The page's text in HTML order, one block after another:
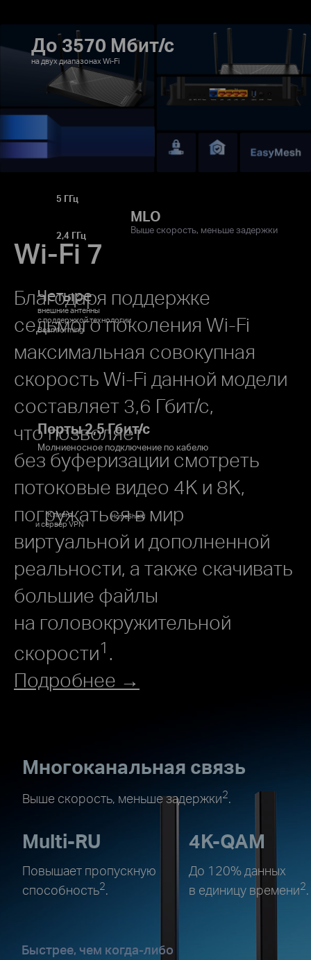
До 3570 Мбит/с
на двух диапазонах Wi‑Fi
Четыре
внешние антенны
с поддержкой технологии
Beamforming
5 ГГц
2,4 ГГц
MLO
Выше скорость, меньше задержки
Порты 2,5 Гбит/с
Молниеносное подключение по кабелю
Клиент
и сервер VPN
HomeShield
Wi‑Fi 7
Благодаря поддержке
седьмого поколения Wi‑Fi
максимальная совокупная
скорость Wi‑Fi данной модели
составляет 3,6 Гбит/с,
что позволяет
без буферизации смотреть
потоковые видео 4K и 8K,
погружаться в мир
виртуальной и дополненной
реальности, а также скачивать
большие файлы
на головокружительной
скорости1 .
Подробнее →
Многоканальная связь
Выше скорость, меньше задержки2.
Multi‑RU
Повышает пропускную
способность2.
4K‑QAM
До 120% данных
в единицу времени2.
Быстрее, чем когда-либо